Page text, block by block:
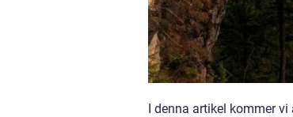
I denna artikel kommer